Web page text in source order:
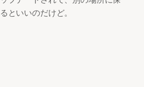
といいのだけど。